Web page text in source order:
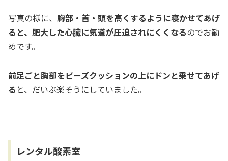
写真の様に、 胸部・首・頭を高くするように寝かせてあげ
ると、肥大した心臓に気道が圧迫されにくくなるのでお勧
めです。
前足ごと胸部をビーズクッションの上にドンと乗せてあげ
る と、だいぶ楽そうにしていました。
レンタル酸素室